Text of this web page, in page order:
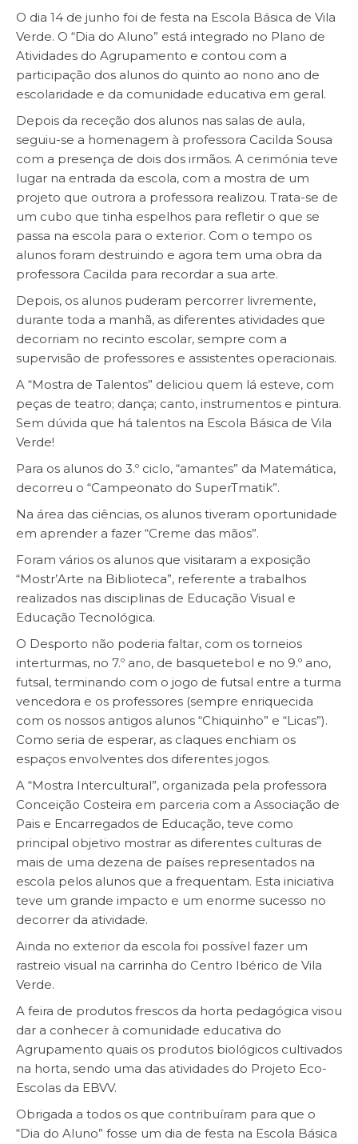
O dia 14 de junho foi de festa na Escola Básica de Vila
Verde. O “Dia do Aluno” está integrado no Plano de
Atividades do Agrupamento e contou com a
participação dos alunos do quinto ao nono ano de
escolaridade e da comunidade educativa em geral.
Depois da receção dos alunos nas salas de aula,
seguiu-se a homenagem à professora Cacilda Sousa
com a presença de dois dos irmãos. A cerimónia teve
lugar na entrada da escola, com a mostra de um
projeto que outrora a professora realizou. Trata-se de
um cubo que tinha espelhos para refletir o que se
passa na escola para o exterior. Com o tempo os
alunos foram destruindo e agora tem uma obra da
professora Cacilda para recordar a sua arte.
Depois, os alunos puderam percorrer livremente,
durante toda a manhã, as diferentes atividades que
decorriam no recinto escolar, sempre com a
supervisão de professores e assistentes operacionais.
A “Mostra de Talentos” deliciou quem lá esteve, com
peças de teatro; dança; canto, instrumentos e pintura.
Sem dúvida que há talentos na Escola Básica de Vila
Verde!
Para os alunos do 3.º ciclo, “amantes” da Matemática,
decorreu o “Campeonato do SuperTmatik”.
Na área das ciências, os alunos tiveram oportunidade
em aprender a fazer “Creme das mãos”.
Foram vários os alunos que visitaram a exposição
“Mostr’Arte na Biblioteca”, referente a trabalhos
realizados nas disciplinas de Educação Visual e
Educação Tecnológica.
O Desporto não poderia faltar, com os torneios
interturmas, no 7.º ano, de basquetebol e no 9.º ano,
futsal, terminando com o jogo de futsal entre a turma
vencedora e os professores (sempre enriquecida
com os nossos antigos alunos “Chiquinho” e “Licas”).
Como seria de esperar, as claques enchiam os
espaços envolventes dos diferentes jogos.
A “Mostra Intercultural”, organizada pela professora
Conceição Costeira em parceria com a Associação de
Pais e Encarregados de Educação, teve como
principal objetivo mostrar as diferentes culturas de
mais de uma dezena de países representados na
escola pelos alunos que a frequentam. Esta iniciativa
teve um grande impacto e um enorme sucesso no
decorrer da atividade.
Ainda no exterior da escola foi possível fazer um
rastreio visual na carrinha do Centro Ibérico de Vila
Verde.
A feira de produtos frescos da horta pedagógica visou
dar a conhecer à comunidade educativa do
Agrupamento quais os produtos biológicos cultivados
na horta, sendo uma das atividades do Projeto Eco-
Escolas da EBVV.
Obrigada a todos os que contribuíram para que o
“Dia do Aluno” fosse um dia de festa na Escola Básica